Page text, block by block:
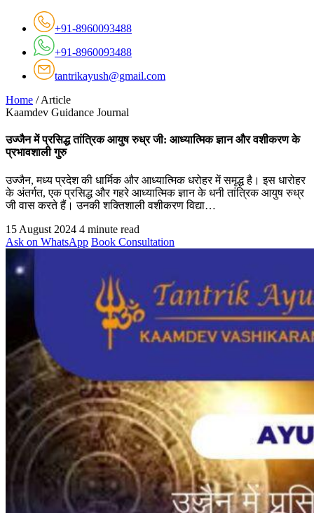
+91-8960093488
+91-8960093488
tantrikayush@gmail.com
Home / Article
Kaamdev Guidance Journal
उज्जैन में प्रसिद्ध तांत्रिक आयुष रुध्र जी: आध्यात्मिक ज्ञान और वशीकरण के
प्रभावशाली गुरु
उज्जैन, मध्य प्रदेश की धार्मिक और आध्यात्मिक धरोहर में समृद्ध है। इस धारोहर
के अंतर्गत, एक प्रसिद्ध और गहरे आध्यात्मिक ज्ञान के धनी तांत्रिक आयुष रुध्र
जी वास करते हैं। उनकी शक्तिशाली वशीकरण विद्या…
15 August 2024 4 minute read
Ask on WhatsApp Book Consultation